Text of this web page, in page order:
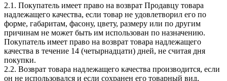
2.1. Покупатель имеет право на возврат Продавцу товара
надлежащего качества, если товар не удовлетворил его по
форме, габаритам, фасону, цвету, размеру или по другим
причинам не может быть им использован по назначению.
Покупатель имеет право на возврат товара надлежащего
качества в течение 14 (четырнадцати) дней, не считая дня
покупки.
2.2. Возврат товара надлежащего качества производится, если
он не использовался и если сохранен его товарный вид,